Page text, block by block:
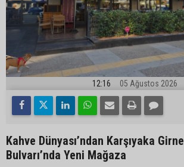
12:16 05 Ağustos 2026
Kahve Dünyası’ndan Karşıyaka Girne
Bulvarı’nda Yeni Mağaza